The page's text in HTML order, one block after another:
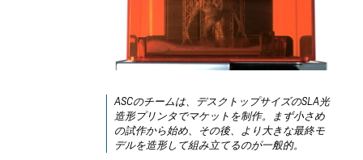
ASCのチームは、デスクトップサイズのSLA光
造形プリンタでマケットを制作。まず小さめ
の試作から始め、その後、より大きな最終モ
デルを造形して組み立てるのが一般的。